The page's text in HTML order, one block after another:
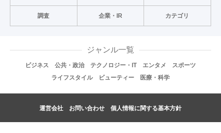
調査 企業・IR カテゴリ
ジャンル一覧
ビジネス 公共・政治 テクノロジー・IT エンタメ
スポーツ
ライフスタイル
ビューティー 医療・科学
運営会社 お問い合わせ 個人情報に関する基本方針